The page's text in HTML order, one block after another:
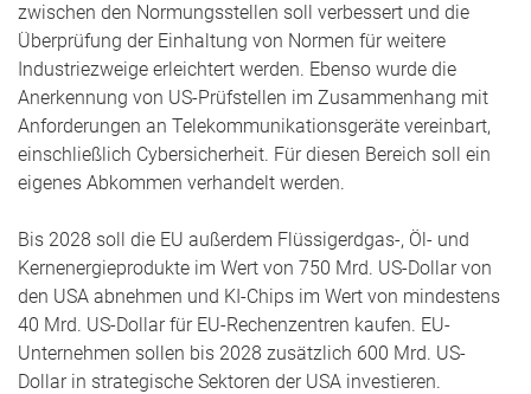
zwischen den Normungsstellen soll verbessert und die
Überprüfung der Einhaltung von Normen für weitere
Industriezweige erleichtert werden. Ebenso wurde die
Anerkennung von US-Prüfstellen im Zusammenhang mit
Anforderungen an Telekommunikationsgeräte vereinbart,
einschließlich Cybersicherheit. Für diesen Bereich soll ein
eigenes Abkommen verhandelt werden.
Bis 2028 soll die EU außerdem Flüssigerdgas-, Öl- und
Kernenergieprodukte im Wert von 750 Mrd. US-Dollar von
den USA abnehmen und KI-Chips im Wert von mindestens
40 Mrd. US-Dollar für EU-Rechenzentren kaufen. EU-
Unternehmen sollen bis 2028 zusätzlich 600 Mrd. US-
Dollar in strategische Sektoren der USA investieren.